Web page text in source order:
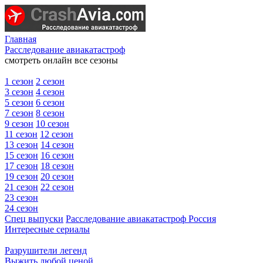
Главная
Расследование авиакатастроф
смотреть онлайн все сезоны
1 сезон 2 сезон
3 сезон 4 сезон
5 сезон 6 сезон
7 сезон 8 сезон
9 сезон 10 сезон
11 сезон 12 сезон
13 сезон 14 сезон
15 сезон 16 сезон
17 сезон 18 сезон
19 сезон 20 сезон
21 сезон 22 сезон
23 сезон
24 сезон
Спец выпуски Расследование авиакатастроф Россия
Интересные сериалы
Разрушители легенд
Выжить любой ценой